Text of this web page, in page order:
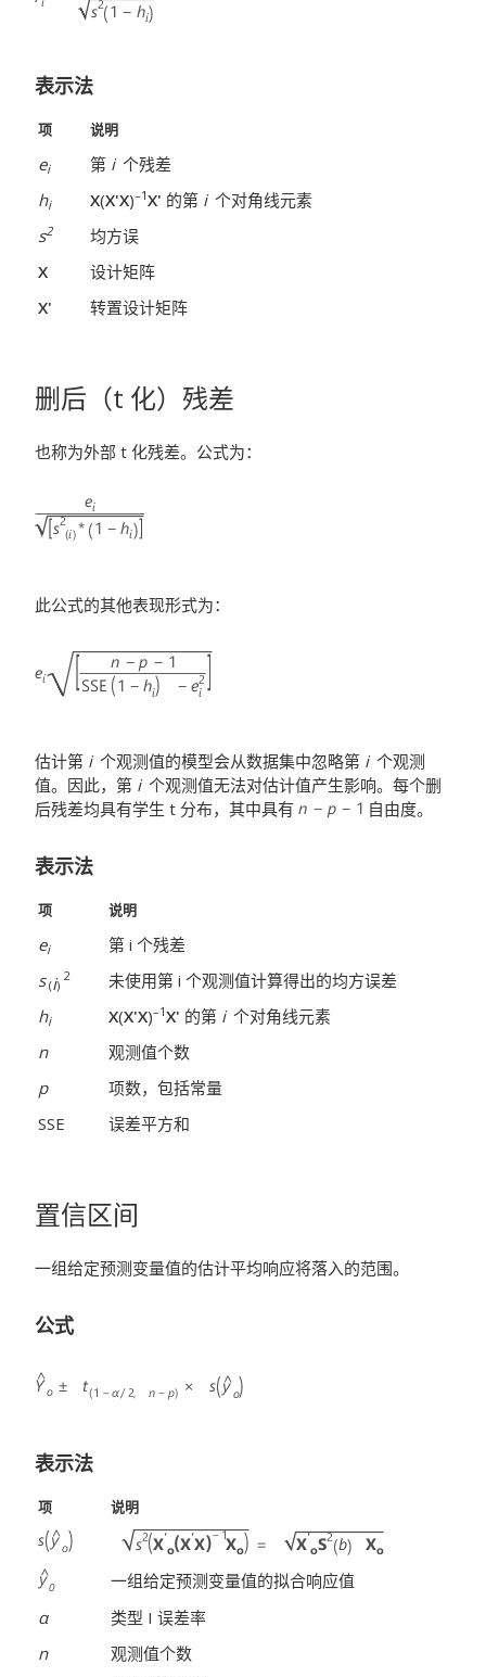
表示法
项 说明
ei 第 i 个残差
hi X(X'X)–1X' 的第 i 个对角线元素
s2
均方误
X
设计矩阵
X'
转置设计矩阵
删后（t 化）残差
也称为外部 t 化残差。公式为：
此公式的其他表现形式为：
估计第 i 个观测值的模型会从数据集中忽略第 i 个观测
值。因此，第 i 个观测值无法对估计值产生影响。每个删
后残差均具有学生 t 分布，其中具有
自由度。
表示法
项 说明
ei 第 i 个残差
s (i)
2 未使用第 i 个观测值计算得出的均方误差
hi X(X'X)–1X' 的第 i 个对角线元素
n
观测值个数
p
项数，包括常量
SSE
误差平方和
置信区间
一组给定预测变量值的估计平均响应将落入的范围。
公式
表示法
项 说明
一组给定预测变量值的拟合响应值
α
类型 I 误差率
n
观测值个数